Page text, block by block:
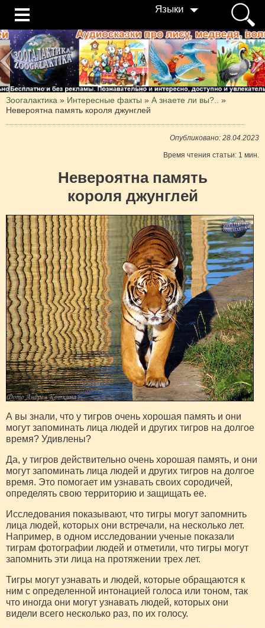
Языки
Зоогалактика » Интересные факты » А знаете ли вы?..
»
Невероятна память короля джунглей
Опубликовано: 28.04.2023
Время чтения статьи: 1 мин.
Невероятна память
короля джунглей
А вы знали, что у тигров очень хорошая память и они
могут запоминать лица людей и других тигров на долгое
время? Удивлены?
Да, у тигров действительно очень хорошая память, и они
могут запоминать лица людей и других тигров на долгое
время. Это помогает им узнавать своих сородичей,
определять свою территорию и защищать ее.
Исследования показывают, что тигры могут запомнить
лица людей, которых они встречали, на несколько лет.
Например, в одном исследовании ученые показали
тиграм фотографии людей и отметили, что тигры могут
запомнить эти лица на протяжении трех лет.
Тигры могут узнавать и людей, которые обращаются к
ним с определенной интонацией голоса или тоном, так
что иногда они могут узнавать людей, которых они
видели всего несколько раз, по их голосу.